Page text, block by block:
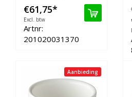
€61,75*
Excl. btw
Artnr:
201020031370
Aanbieding